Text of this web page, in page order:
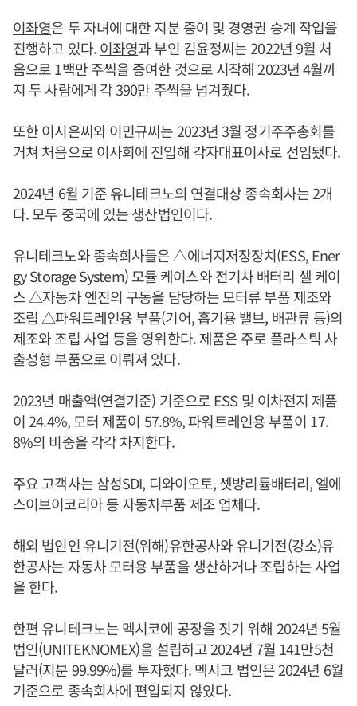
이좌영은 두 자녀에 대한 지분 증여 및 경영권 승계 작업을
진행하고 있다.이좌영과 부인 김윤정씨는 2022년 9월 처
음으로 1백만 주씩을 증여한 것으로 시작해 2023년 4월까
지 두 사람에게 각 390만 주씩을 넘겨줬다.
또한 이시은씨와 이민규씨는 2023년 3월 정기주주총회를
거쳐 처음으로 이사회에 진입해 각자대표이사로 선임됐다.
2024년 6월 기준 유니테크노의 연결대상 종속회사는 2개
다. 모두 중국에 있는 생산법인이다.
유니테크노와 종속회사들은 △에너지저장장치(ESS, Ener
gy Storage System) 모듈 케이스와 전기차 배터리 셀 케이
스 △자동차 엔진의 구동을 담당하는 모터류 부품 제조와
조립 △파워트레인용 부품(기어, 흡기용 밸브, 배관류 등)의
제조와 조립 사업 등을 영위한다. 제품은 주로 플라스틱 사
출성형 부품으로 이뤄져 있다.
2023년 매출액(연결기준) 기준으로 ESS 및 이차전지 제품
이 24.4%, 모터 제품이 57.8%, 파워트레인용 부품이 17.
8%의 비중을 각각 차지한다.
주요 고객사는 삼성SDI, 디와이오토, 셋방리튬배터리, 엘에
스이브이코리아 등 자동차부품 제조 업체다.
해외 법인인 유니기전(위해)유한공사와 유니기전(강소)유
한공사는 자동차 모터용 부품을 생산하거나 조립하는 사업
을 한다.
한편 유니테크노는 멕시코에 공장을 짓기 위해 2024년 5월
법인(UNITEKNOMEX)을 설립하고 2024년 7월 141만5천
달러(지분 99.99%)를 투자했다. 멕시코 법인은 2024년 6월
기준으로 종속회사에 편입되지 않았다.